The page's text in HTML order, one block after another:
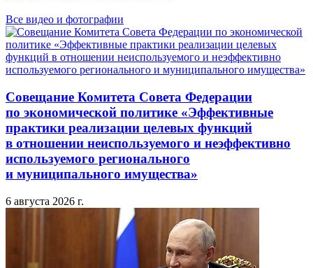
Все видео и фотографии
Совещание Комитета Совета Федерации
по экономической политике «Эффективные
практики реализации целевых функций
в отношении неиспользуемого и неэффективно
используемого регионального
и муниципального имущества»
6 августа 2026 г.